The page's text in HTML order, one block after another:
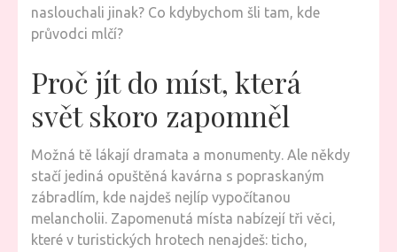
naslouchali jinak? Co kdybychom šli tam, kde
průvodci mlčí?
Proč jít do míst, která
svět skoro zapomněl
Možná tě lákají dramata a monumenty. Ale někdy
stačí jediná opuštěná kavárna s popraskaným
zábradlím, kde najdeš nejlíp vypočítanou
melancholii. Zapomenutá místa nabízejí tři věci,
které v turistických hrotech nenajdeš: ticho,